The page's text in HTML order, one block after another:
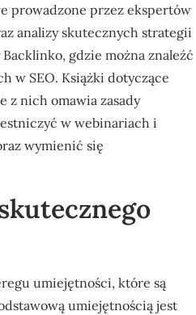
prowadzone przez ekspertów
analizy skutecznych strategii
gdzie można znaleźć
w SEO. Książki dotyczące
z nich omawia zasady
w webinariach i
wymienić się
umiejętności, które są
umiejętnością jest